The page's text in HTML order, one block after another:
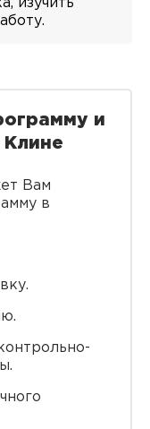
изучить
и
Клине
Вам
в